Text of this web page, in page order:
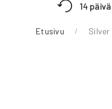
14
Etusivu